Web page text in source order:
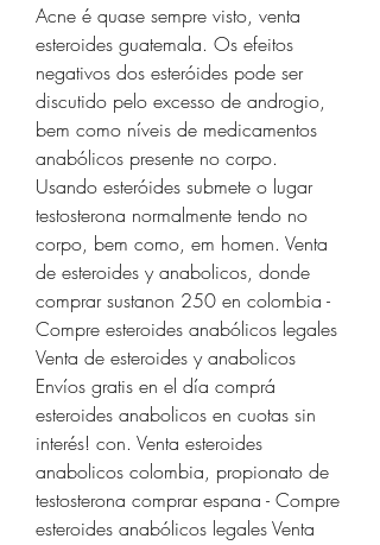
Acne é quase sempre visto, venta
esteroides guatemala. Os efeitos
negativos dos esteróides pode ser
discutido pelo excesso de androgio,
bem como níveis de medicamentos
anabólicos presente no corpo.
Usando esteróides submete o lugar
testosterona normalmente tendo no
corpo, bem como, em homen. Venta
de esteroides y anabolicos, donde
comprar sustanon 250 en colombia -
Compre esteroides anabólicos legales
Venta de esteroides y anabolicos
Envíos gratis en el día comprá
esteroides anabolicos en cuotas sin
interés! con. Venta esteroides
anabolicos colombia, propionato de
testosterona comprar espana - Compre
esteroides anabólicos legales Venta